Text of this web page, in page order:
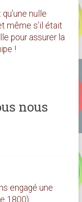
nulle
même s’il était
pour assurer la
!
nous
engagé une
1800).